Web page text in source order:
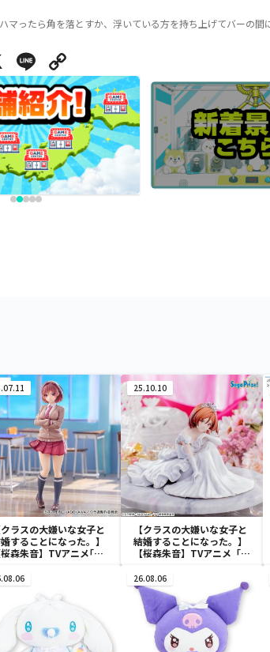
ったら角を落とすか、浮いている方を持ち上げてバーの間
X Line
クラスの大嫌いな女子と
することになった。】
桜森朱音】TVアニメ｢ク
ことになった｡｣ Trio-
iT Figureー桜森朱音
25.10.10
【クラスの大嫌いな女子と
結婚することになった。】
【桜森朱音】TVアニメ「ク
することになった。」
Yumemirize “桜森朱音”
26.08.06